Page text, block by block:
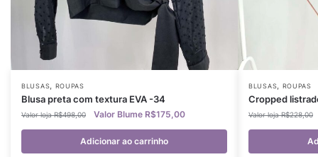
BLUSAS ROUPAS
Blusa preta com textura EVA -34
R$498,00 R$175,00
Adicionar ao carrinho
BLUSAS ROUPAS
Cropped
R$228,00